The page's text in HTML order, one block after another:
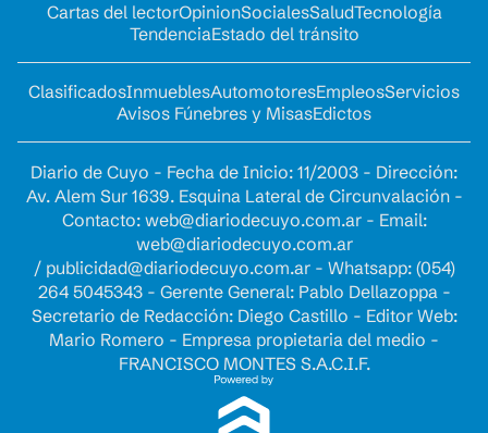
Cartas del lectorOpinionSocialesSaludTecnología
TendenciaEstado del tránsito
ClasificadosInmueblesAutomotoresEmpleosServicios
Avisos Fúnebres y MisasEdictos
Diario de Cuyo - Fecha de Inicio: 11/2003 - Dirección:
Av. Alem Sur 1639. Esquina Lateral de Circunvalación -
Contacto: web@diariodecuyo.com.ar- Email:
web@diariodecuyo.com.ar
/ publicidad@diariodecuyo.com.ar- Whatsapp: (054)
264 5045343 - Gerente General: Pablo Dellazoppa -
Secretario de Redacción: Diego Castillo - Editor Web:
Mario Romero - Empresa propietaria del medio -
FRANCISCO MONTES S.A.C.I.F.